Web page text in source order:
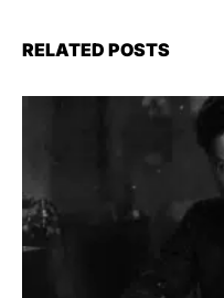
RELATED POSTS